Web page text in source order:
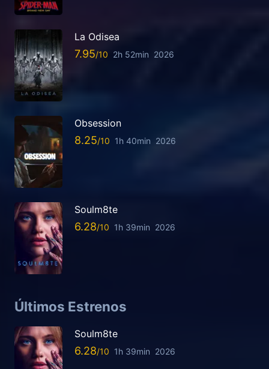
La Odisea
7.95 2h 52min 2026
Obsession
8.25 1h 40min 2026
Soulm8te
6.28 1h 39min 2026
Últimos Estrenos
Soulm8te
6.28 1h 39min 2026